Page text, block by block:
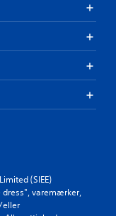
(SIEE)
varemærker,
eller